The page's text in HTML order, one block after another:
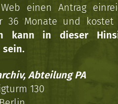
einen Antrag
36 Monate und kostet
kann in dieser
Abteilung PA
130